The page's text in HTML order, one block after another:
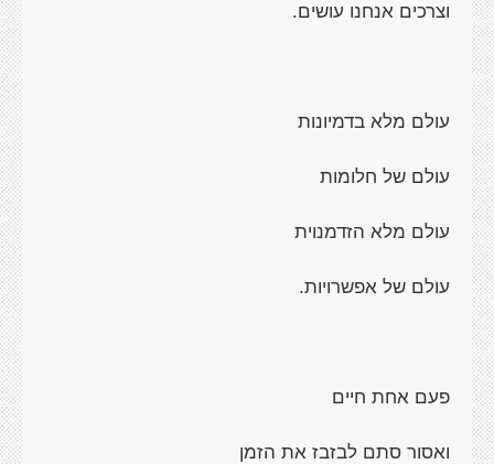
וצרכים אנחנו עושים.
עולם מלא בדמיונות
עולם של חלומות
עולם מלא הזדמנוית
עולם של אפשרויות.
פעם אחת חיים
ואסור סתם לבזבז את הזמן